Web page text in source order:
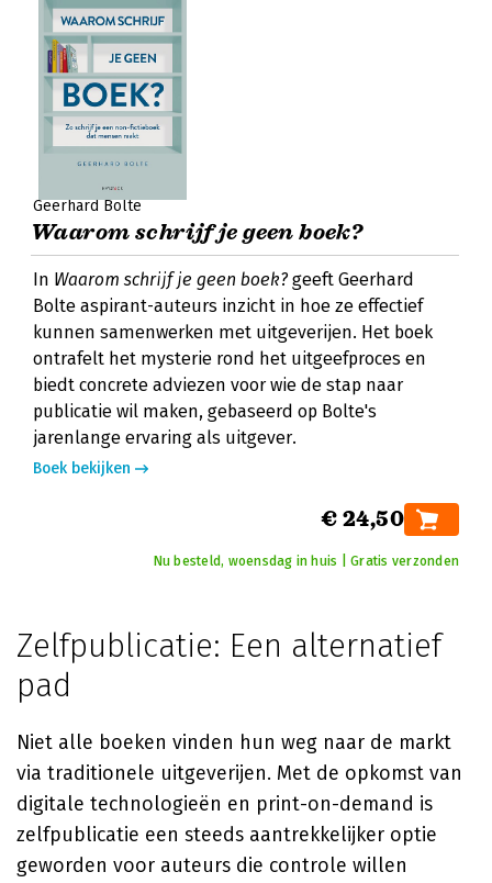
Geerhard Bolte
Waarom schrijf je geen boek?
In Waarom schrijf je geen boek? geeft Geerhard
Bolte aspirant-auteurs inzicht in hoe ze effectief
kunnen samenwerken met uitgeverijen. Het boek
ontrafelt het mysterie rond het uitgeefproces en
biedt concrete adviezen voor wie de stap naar
publicatie wil maken, gebaseerd op Bolte's
jarenlange ervaring als uitgever.
Boek bekijken
€ 24,50
Nu besteld, woensdag in huis | Gratis verzonden
Zelfpublicatie: Een alternatief
pad
Niet alle boeken vinden hun weg naar de markt
via traditionele uitgeverijen. Met de opkomst van
digitale technologieën en print-on-demand is
zelfpublicatie een steeds aantrekkelijker optie
geworden voor auteurs die controle willen